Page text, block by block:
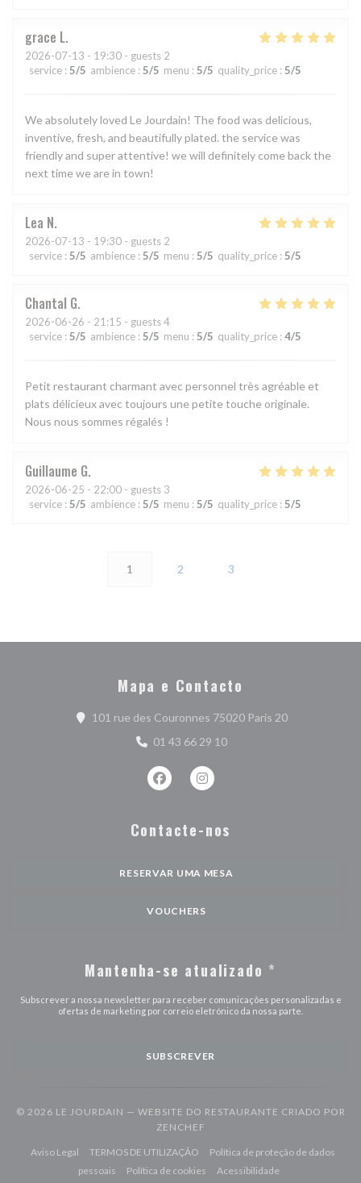
grace L
2026-07-13 - 19:30 - guests 2
service : 5/5 ambience : 5/5 menu : 5/5 quality_price : 5/5
We absolutely loved Le Jourdain! The food was delicious,
inventive, fresh, and beautifully plated. the service was
friendly and super attentive! we will definitely come back the
next time we are in town!
Lea N
2026-07-13 - 19:30 - guests 2
service : 5/5 ambience : 5/5 menu : 5/5 quality_price : 5/5
Chantal G
2026-06-26 - 21:15 - guests 4
service : 5/5 ambience : 5/5 menu : 5/5 quality_price : 4/5
Petit restaurant charmant avec personnel très agréable et
plats délicieux avec toujours une petite touche originale.
Nous nous sommes régalés !
Guillaume G
2026-06-25 - 22:00 - guests 3
service : 5/5 ambience : 5/5 menu : 5/5 quality_price : 5/5
1 2 3
Mapa e Contacto
101 rue des Couronnes 75020 Paris 20((abre numa
01 43 66 29 10
Facebook ((abre numa nova janela))
Instagram ((abre numa nova
Contacte-nos
RESERVAR UMA MESA
VOUCHERS
Mantenha-se atualizado *
Subscrever a nossa newsletter para receber comunicações personalizadas e
ofertas de marketing por correio eletrónico da nossa parte.
SUBSCREVER
© 2026 LE JOURDAIN — WEBSITE DO RESTAURANTE CRIADO POR
ZENCHEF
Aviso Legal((abre numa nova janela))
TERMOS DE UTILIZAÇÃO((abre numa nova janela))
Política de proteção de dados
pessoais((abre numa nova janela))
Política de cookies((abre numa nova janela))
Acessibilidade((abre numa nova